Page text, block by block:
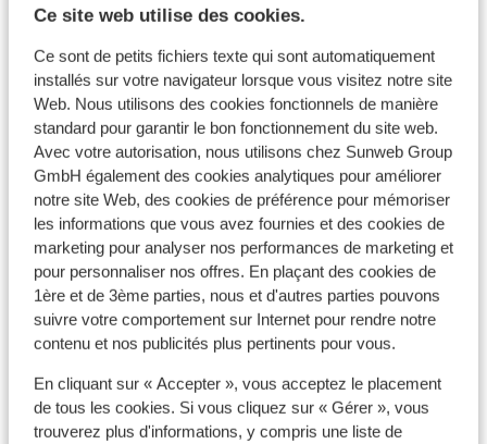
Ce site web utilise des cookies.
Ce sont de petits fichiers texte qui sont automatiquement
installés sur votre navigateur lorsque vous visitez notre site
Web. Nous utilisons des cookies fonctionnels de manière
standard pour garantir le bon fonctionnement du site web.
Avec votre autorisation, nous utilisons chez Sunweb Group
GmbH également des cookies analytiques pour améliorer
notre site Web, des cookies de préférence pour mémoriser
les informations que vous avez fournies et des cookies de
marketing pour analyser nos performances de marketing et
pour personnaliser nos offres. En plaçant des cookies de
1ère et de 3ème parties, nous et d'autres parties pouvons
suivre votre comportement sur Internet pour rendre notre
contenu et nos publicités plus pertinents pour vous.
En cliquant sur « Accepter », vous acceptez le placement
de tous les cookies. Si vous cliquez sur « Gérer », vous
trouverez plus d'informations, y compris une liste de
Voir
Informations pratiques
* ATTENTION ! NFORMATION IMPORTANTE *
Tous les voyageurs doivent remplir le formulaire «
Passenger Locator Form » (un formulaire par famille),
minimum 24 heures avant leur arrivée en Grèce. Vous
trouverez ce formulaireici
Capitale :
La capitale est Athènes.
Horaire :
Il y a une heure de plus qu'en France.